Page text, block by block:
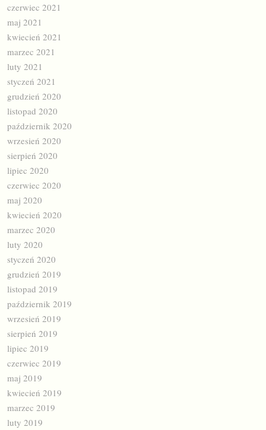
czerwiec 2021
maj 2021
kwiecień 2021
marzec 2021
luty 2021
styczeń 2021
grudzień 2020
listopad 2020
październik 2020
wrzesień 2020
sierpień 2020
lipiec 2020
czerwiec 2020
maj 2020
kwiecień 2020
marzec 2020
luty 2020
styczeń 2020
grudzień 2019
listopad 2019
październik 2019
wrzesień 2019
sierpień 2019
lipiec 2019
czerwiec 2019
maj 2019
kwiecień 2019
marzec 2019
luty 2019